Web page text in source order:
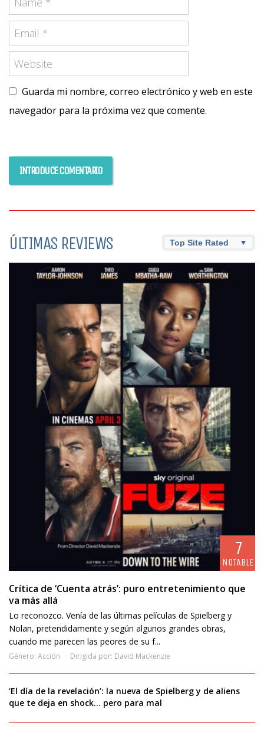
Guarda mi nombre, correo electrónico y web en este
navegador para la próxima vez que comente.
ÚLTIMAS REVIEWS
7
NOTABLE
Crítica de ‘Cuenta atrás’: puro entretenimiento que
va más allá
Lo reconozco. Venía de las últimas películas de Spielberg y
Nolan, pretendidamente y según algunos grandes obras,
cuando me parecen las peores de su f...
Género: Acción Dirigida por: David Mackenzie
‘El día de la revelación’: la nueva de Spielberg y de aliens
que te deja en shock… pero para mal